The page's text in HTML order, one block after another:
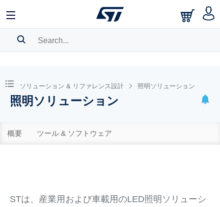
BOOKMARK
Pleaselog in to show your saved searches.
ソリューション & リファレンス設計 照明ソリューション
照明ソリューション
概要 ツール & ソフトウェア
STは、産業用および車載用のLED照明ソリューシ